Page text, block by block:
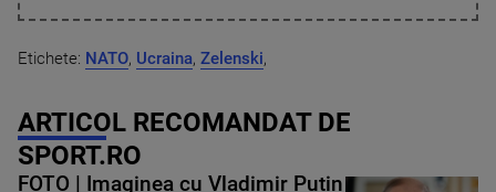
Etichete: NATO, Ucraina, Zelenski,
ARTICOL RECOMANDAT DE
SPORT.RO
FOTO | Imaginea cu Vladimir Putin